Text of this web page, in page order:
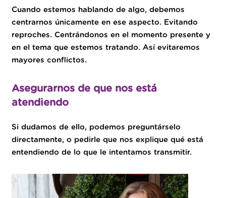
Cuando estemos hablando de algo, debemos
centrarnos únicamente en ese aspecto. Evitando
reproches. Centrándonos en el momento presente y
en el tema que estemos tratando. Así evitaremos
mayores conflictos.
Asegurarnos de que nos está
atendiendo
Si dudamos de ello, podemos preguntárselo
directamente, o pedirle que nos explique qué está
entendiendo de lo que le intentamos transmitir.